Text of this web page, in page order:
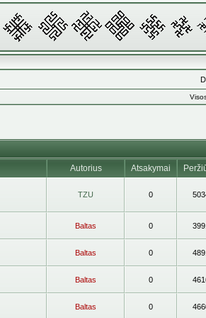
Autorius Atsakymai
TZU 0
Baltas 0
Baltas 0
Baltas 0
Baltas 0